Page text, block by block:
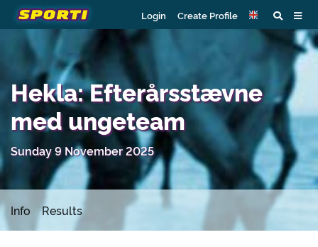
Login Create Profile
Hekla: Efterårsstævne
med ungeteam
Sunday 9 November 2025
Info Results